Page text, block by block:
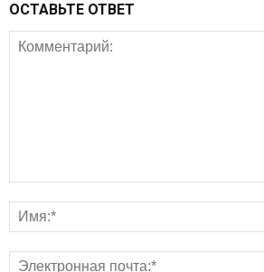
ОСТАВЬТЕ ОТВЕТ